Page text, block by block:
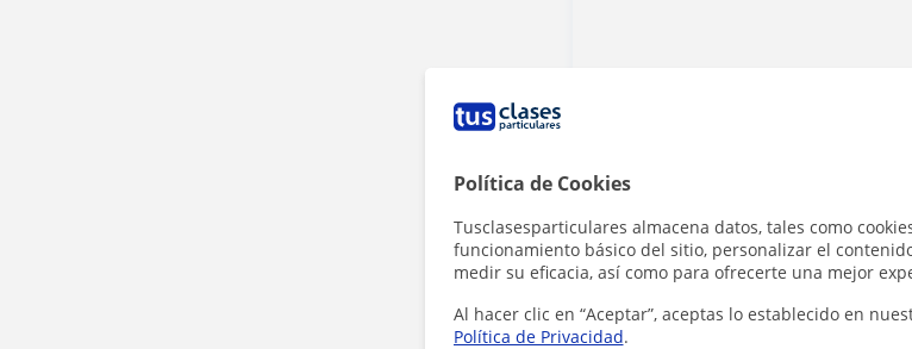
Política de Cookies
Tusclasesparticulares almacena datos, tales como
funcionamiento básico del sitio, personalizar el
medir su eficacia, así como para ofrecerte una mejor
Al hacer clic en “Aceptar”, aceptas lo establecido en
Política de Privacidad.
¿Hay algún error en este perfil?